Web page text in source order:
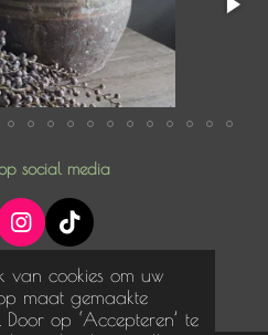
van cookies om uw
maat gemaakte
op ‘Accepteren’ te
social media
I
n
s
a
T
i
k
T
o